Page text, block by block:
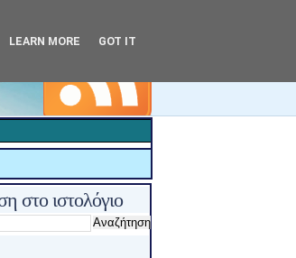
στο ιστολόγιο
LEARN MORE GOT IT